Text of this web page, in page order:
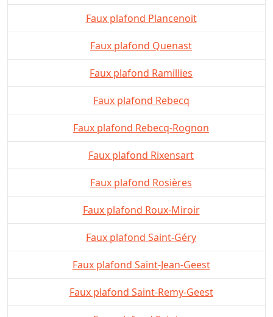
Faux plafond Plancenoit
Faux plafond Quenast
Faux plafond Ramillies
Faux plafond Rebecq
Faux plafond Rebecq-Rognon
Faux plafond Rixensart
Faux plafond Rosières
Faux plafond Roux-Miroir
Faux plafond Saint-Géry
Faux plafond Saint-Jean-Geest
Faux plafond Saint-Remy-Geest